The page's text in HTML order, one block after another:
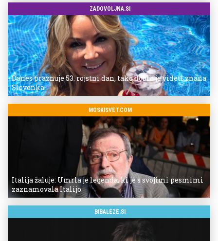
ZADOVOLJNA.SI
Danes praznuje 53. rojstni dan, tako dobro je videti znana
Slovenka
MOSKISVET.COM
Italija žaluje: Umrla je legenda, ki je s svojimi pesmimi
zaznamovala Italijo
BIBALEZE.SI